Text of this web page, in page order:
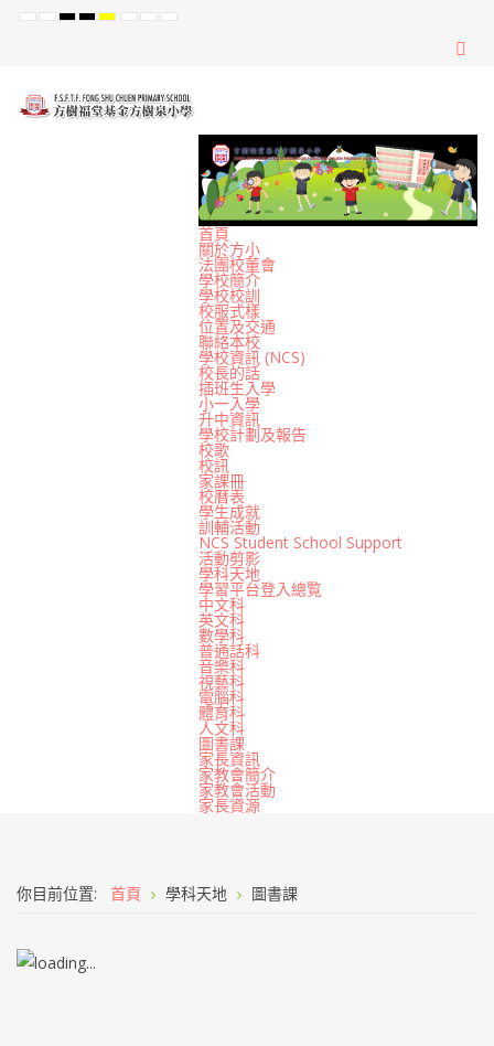
Default
NightHighHighHighSetSetSet
首頁
關於方小
法團校董會
學校簡介
學校校訓
校服式樣
位置及交通
聯絡本校
學校資訊 (NCS)
校長的話
插班生入學
小一入學
升中資訊
學校計劃及報告
校歌
校訊
家課冊
校曆表
學生成就
訓輔活動
NCS Student School Support
活動剪影
學科天地
學習平台登入總覧
中文科
英文科
數學科
普通話科
音樂科
視藝科
電腦科
體育科
人文科
圖書課
家長資訊
家教會簡介
家教會活動
家長資源
你目前位置: 首頁 學科天地 圖書課